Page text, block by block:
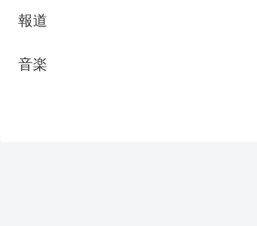
報道
音楽